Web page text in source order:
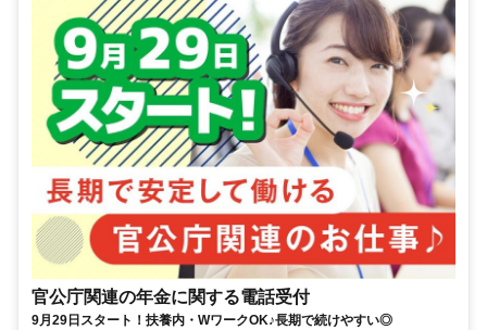
官公庁関連の年金に関する電話受付
9月29日スタート！扶養内・WワークOK♪長期で続けやすい◎